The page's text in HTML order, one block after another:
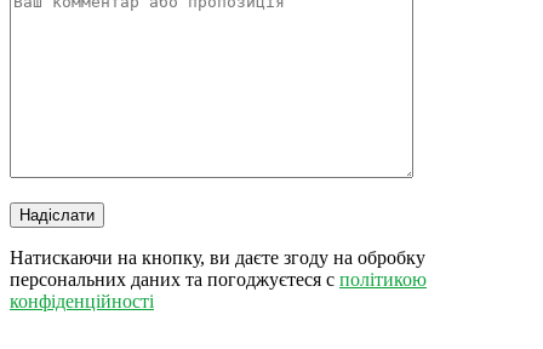
Натискаючи на кнопку, ви даєте згоду на обробку
персональних даних та погоджуєтеся c політикою
конфіденційності